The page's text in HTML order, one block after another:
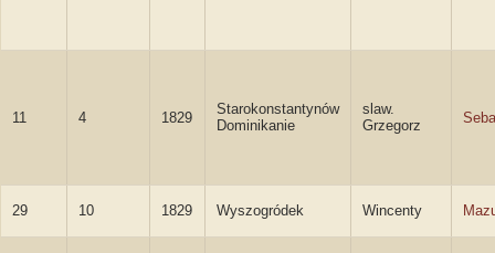
11 4 1829
Starokonstantynów
Dominikanie
slaw.
Grzegorz
29 10 1829 Wyszogródek Wincenty